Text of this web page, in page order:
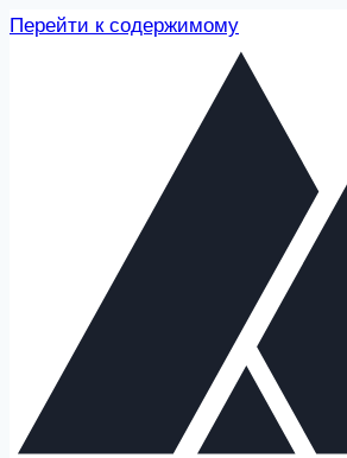
Перейти к содержимому